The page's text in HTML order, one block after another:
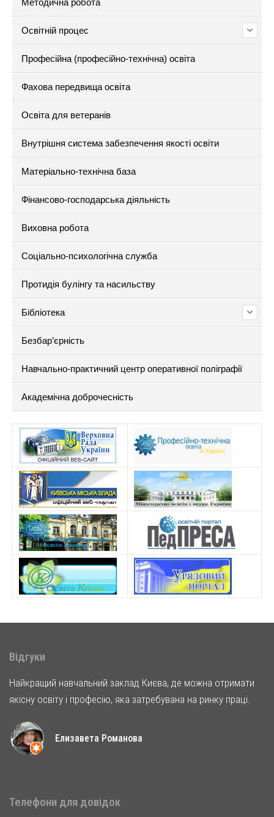
Методична робота
Освітній процес
Професійна (професійно-технічна) освіта
Фахова передвища освіта
Освіта для ветеранів
Внутрішня система забезпечення якості освіти
Матеріально-технічна база
Фінансово-господарська діяльність
Виховна робота
Соціально-психологічна служба
Протидія булінгу та насильству
Бібліотека
Безбар’єрність
Навчально-практичний центр оперативної поліграфії
Академічна доброчесність
Відгуки
Найкращий навчальний заклад Києва, де можна отримати
якісну освіту і професію, яка затребувана на ринку праці.
Елизавета Романова
Телефони для довідок